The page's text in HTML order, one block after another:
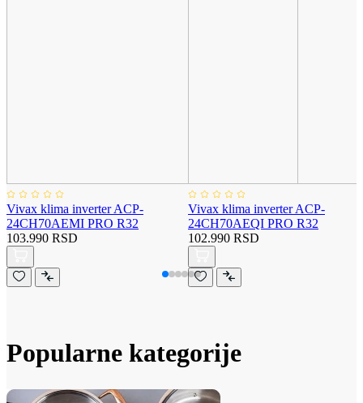
Vivax klima inverter ACP-
24CH70AEMI PRO R32
103.990 RSD
Vivax klima inverter ACP-
24CH70AEQI PRO R32
102.990 RSD
Popularne kategorije